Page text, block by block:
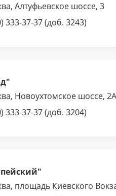
Алтуфьевское шоссе, 3
333-37-37 (доб. 3243)
Новоухтомское шоссе, 2А
333-37-37 (доб. 3204)
площадь Киевского